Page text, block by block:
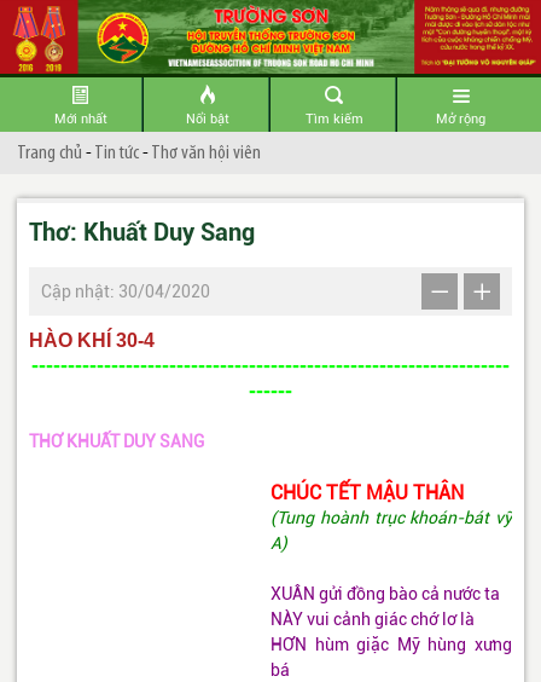
Mới nhất Nổi bật Tìm kiếm Mở rộng
Trang chủ -Tin tức-Thơ văn hội viên
Thơ: Khuất Duy Sang
Cập nhật: 30/04/2020
HÀO KHÍ 30-4
------------------------------------------------------------------
------
THƠ KHUẤT DUY SANG
CHÚC TẾT MẬU THÂN
(Tung hoành trục khoán-bát vỹ
A)
XUÂN gửi đồng bào cả nước ta
NÀY vui cảnh giác chớ lơ là
HƠN hùm giặc Mỹ hùng xưng
bá